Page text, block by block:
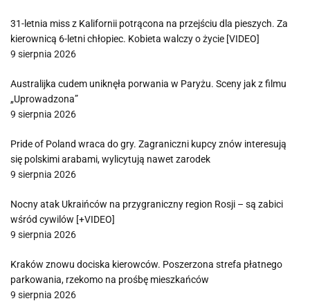
31-letnia miss z Kalifornii potrącona na przejściu dla pieszych. Za
kierownicą 6-letni chłopiec. Kobieta walczy o życie [VIDEO]
9 sierpnia 2026
Australijka cudem uniknęła porwania w Paryżu. Sceny jak z filmu
„Uprowadzona”
9 sierpnia 2026
Pride of Poland wraca do gry. Zagraniczni kupcy znów interesują
się polskimi arabami, wylicytują nawet zarodek
9 sierpnia 2026
Nocny atak Ukraińców na przygraniczny region Rosji – są zabici
wśród cywilów [+VIDEO]
9 sierpnia 2026
Kraków znowu dociska kierowców. Poszerzona strefa płatnego
parkowania, rzekomo na prośbę mieszkańców
9 sierpnia 2026